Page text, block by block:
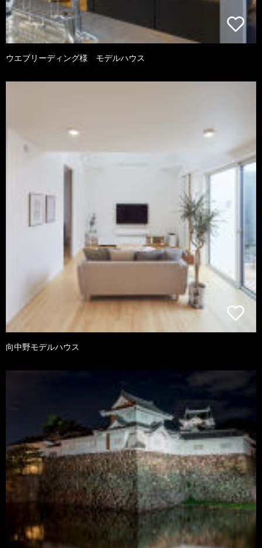
ウエブリーディング様 モデルハウス
向中野モデルハウス